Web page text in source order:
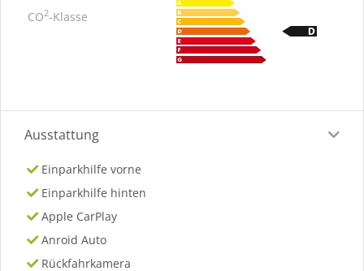
CO2-Klasse
Ausstattung
Einparkhilfe vorne
Einparkhilfe hinten
Apple CarPlay
Anroid Auto
Rückfahrkamera